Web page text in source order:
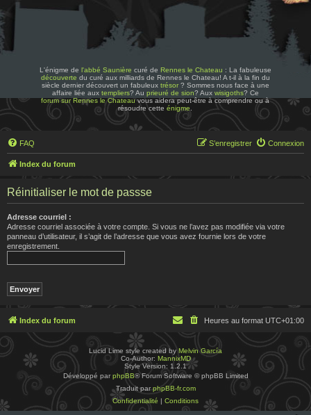
L'énigme de l'abbé Saunière curé de Rennes le Chateau : La fabuleuse
découverte du curé aux milliards de Rennes le Chateau! A t-il à la fin du
siècle dernier découvert un fabuleux trésor? Sommes nous face à une
affaire liée aux templiers? Au prieuré de sion? Aux wisigoths? Ce
forum sur Rennes le Chateauvous aidera peut-être à comprendre ou à
résoudre cetteénigme
FAQ Connexion
S’enregistrer
Index du forum
Réinitialiser le mot de passse
Adresse courriel :
Adresse courriel associée à votre compte. Si vous ne l’avez pas modifiée via votre
panneau d’utilisateur, il s’agit de l’adresse que vous avez fournie lors de votre
enregistrement.
Index du forum Heures au format UTC+01:00
Lucid Lime style created byMelvin García
Co-Author: MannixMD
Style Version: 1.2.1
Développé par phpBB® Forum Software © phpBB Limited
Traduit parphpBB-fr.com
Confidentialité | Conditions